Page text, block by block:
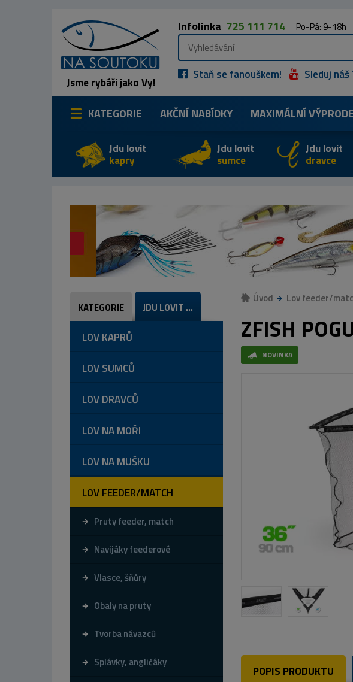
Jsme rybáři jako Vy!
Infolinka 725 111 714 Po-Pá: 9-18h
Staň se fanouškem! Sleduj náš
KATEGORIE AKČNÍ NABÍDKY MAXIMÁLNÍ
Jdu lovit
kapry
Jdu lovit
sumce
Jdu lovit
dravce
KATEGORIE JDU LOVIT ...
LOV KAPRŮ
LOV SUMCŮ
LOV DRAVCŮ
LOV NA MOŘI
LOV NA MUŠKU
LOV FEEDER/MATCH
Pruty feeder, match
Navijáky feederové
Vlasce, šňůry
Obaly na pruty
Tvorba návazců
Splávky, angličáky
Úvod Lov feeder/
ZFISH
NOVINKA
POPIS PRODUKTU